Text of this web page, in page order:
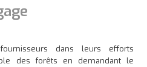
dans leurs efforts
des forêts en demandant le